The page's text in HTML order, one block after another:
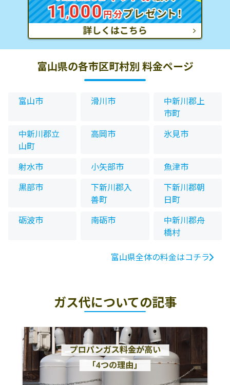
富山県の各市区町村別 料金ページ
富山市 滑川市
中新川郡上
市町
中新川郡立
山町
高岡市 氷見市
射水市 小矢部市
魚津市
黒部市
下新川郡入
善町
下新川郡朝
日町
砺波市
南砺市
中新川郡舟
橋村
富山県全体の料金はコチラ
ガス代についての記事